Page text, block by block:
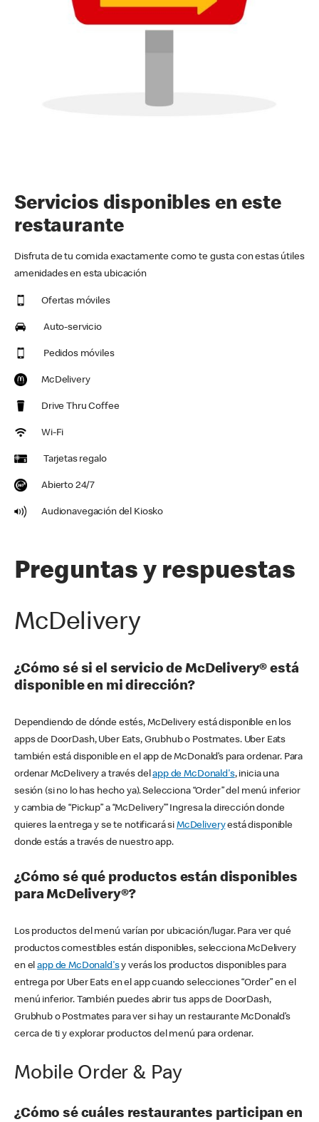
Servicios disponibles en este
restaurante
Disfruta de tu comida exactamente como te gusta con estas útiles
amenidades en esta ubicación
Ofertas móviles
Auto-servicio
Pedidos móviles
McDelivery
Drive Thru Coffee
Wi-Fi
Tarjetas regalo
Abierto 24/7
Audionavegación del Kiosko
Preguntas y respuestas
McDelivery
¿Cómo sé si el servicio de McDelivery® está
disponible en mi dirección?
Dependiendo de dónde estés, McDelivery está disponible en los
apps de DoorDash, Uber Eats, Grubhub o Postmates. Uber Eats
también está disponible en el app de McDonald’s para ordenar. Para
ordenar McDelivery a través delapp de McDonald's, inicia una
sesión (si no lo has hecho ya). Selecciona “Order” del menú inferior
y cambia de “Pickup” a “McDelivery’” Ingresa la dirección donde
quieres la entrega y se te notificará si McDeliveryestá disponible
donde estás a través de nuestro app.
¿Cómo sé qué productos están disponibles
para McDelivery®?
Los productos del menú varían por ubicación/lugar. Para ver qué
productos comestibles están disponibles, selecciona McDelivery
en elapp de McDonald'sy verás los productos disponibles para
entrega por Uber Eats en el app cuando selecciones “Order” en el
menú inferior. También puedes abrir tus apps de DoorDash,
Grubhub o Postmates para ver si hay un restaurante McDonald’s
cerca de ti y explorar productos del menú para ordenar.
Mobile Order & Pay
¿Cómo sé cuáles restaurantes participan en